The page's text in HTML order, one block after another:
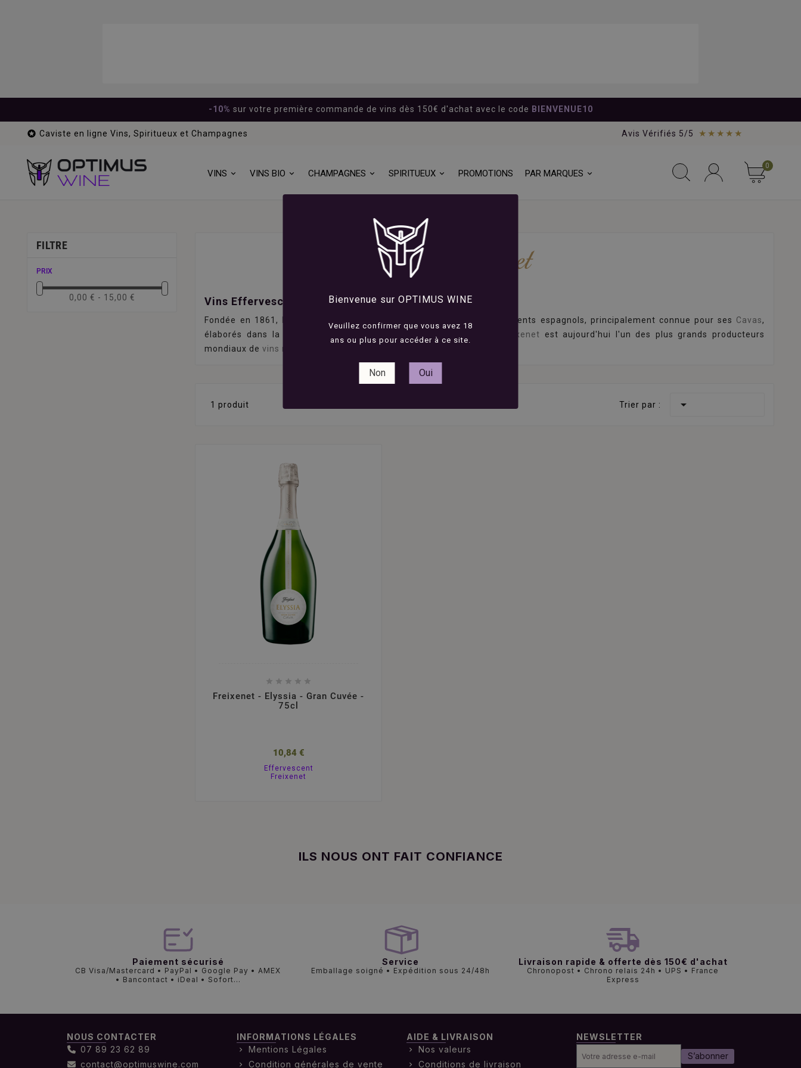
Bienvenue sur OPTIMUS WINE
Veuillez confirmer que vous avez 18
ans ou plus pour accéder à ce site.
Non Oui
-10% sur votre première commande de vins dès 150€ d'achat avec le code BIENVENUE10
 Caviste en ligne Vins, Spiritueux et Champagnes Avis Vérifiés 5/5 ★★★★★
VINS VINS BIO CHAMPAGNES SPIRITUEUX PROMOTIONS PAR MARQUES
0
FILTRE
PRIX
0,00 € - 15,00 € Vins Effervescents Freixenet
Fondée en 1861, est une marque iconique de vins effervescents espagnols, principalement connue pour ses Cavas,
élaborés dans la région de Sant Sadurní d'Anoia, en Catalogne.
Freixenet est aujourd'hui l'un des plus grands producteurs
mondiaux devins mousseux
1 produit Trier par : 
    
Freixenet - Elyssia - Gran Cuvée -
75cl
10,84 €
Effervescent
Freixenet
ILS NOUS ONT FAIT CONFIANCE
Paiement sécurisé
CB Visa/Mastercard • PayPal • Google Pay • AMEX
• Bancontact • iDeal • Sofort...
Service
Emballage soigné • Expédition sous 24/48h
Livraison rapide & offerte dès 150€ d'achat
Chronopost • Chrono relais 24h • UPS • France
Express
NOUS CONTACTER
07 89 23 62 89
contact@optimuswine.com
INFORMATIONS LÉGALES
Mentions Légales
Condition générales de vente
AIDE & LIVRAISON
Nos valeurs
Conditions de livraison
NEWSLETTER
S’abonner